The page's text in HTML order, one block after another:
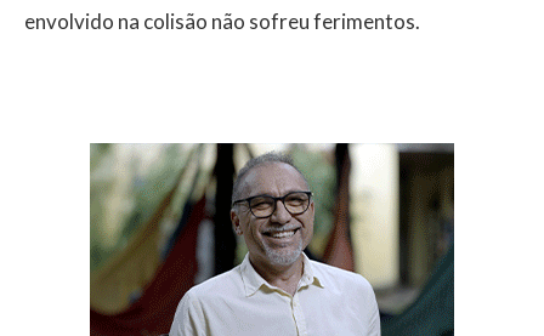
envolvido na colisão não sofreu ferimentos.